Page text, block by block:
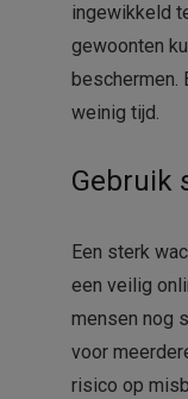
ingewikkeld
gewoonten
beschermen.
weinig tijd.
Gebruik
Een sterk
een veilig
mensen nog
voor
risico op